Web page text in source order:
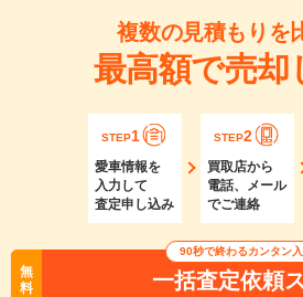
複数の見積もりを
最高額で売却
STEP1
愛車情報を
入力して
査定申し込み
STEP2
買取店から
電話、メール
でご連絡
無
料
90秒で終わるカンタン
一括査定依頼